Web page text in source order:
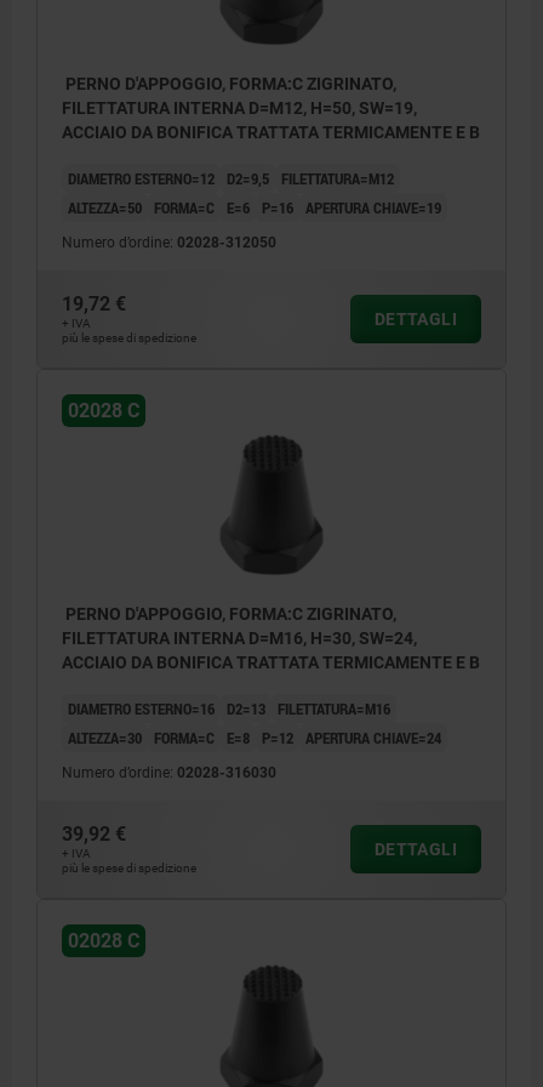
PERNO D'APPOGGIO, FORMA:C ZIGRINATO,
FILETTATURA INTERNA D=M12, H=50, SW=19,
ACCIAIO DA BONIFICA TRATTATA TERMICAMENTE E B
DIAMETRO ESTERNO=12 D2=9,5
FILETTATURA=M12
ALTEZZA=50
FORMA=C E=6 P=16 APERTURA CHIAVE=19
Numero d’ordine: 02028-312050
19,72 €
+ IVA
più le spese di spedizione
DETTAGLI
02028 C
PERNO D'APPOGGIO, FORMA:C ZIGRINATO,
FILETTATURA INTERNA D=M16, H=30, SW=24,
ACCIAIO DA BONIFICA TRATTATA TERMICAMENTE E B
DIAMETRO ESTERNO=16 D2=13
FILETTATURA=M16
ALTEZZA=30
FORMA=C E=8 P=12 APERTURA CHIAVE=24
Numero d’ordine: 02028-316030
39,92 €
+ IVA
più le spese di spedizione
DETTAGLI
02028 C